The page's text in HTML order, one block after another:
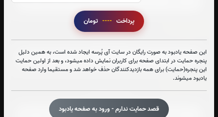
پرداخت ----
این صفحه یادبود به صورت رایگان در سایت آی پُرسه ایجاد شده است، به همین دلیل
پنجره حمایت در ابتدای صفحه برای کاربران نمایش داده میشود، و بعد از اولین حمایت
این پنجره(حمایت) برای همه بازدیدکنندگان حذف خواهد شد و مستقیما وارد صفحه
یادبود میشوند.
قصد حمایت ندارم - ورود به صفحه یادبود
صوت سوره ملک
آیت الکرسی:
صوت آیت الکرسی